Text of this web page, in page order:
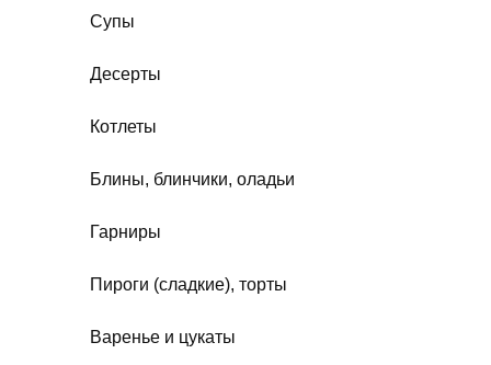
Супы
Десерты
Котлеты
Блины, блинчики, оладьи
Гарниры
Пироги (сладкие), торты
Варенье и цукаты